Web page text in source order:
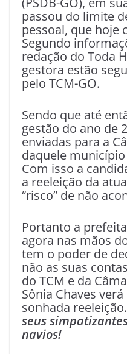
passou do limite
pessoal, que hoje
Segundo
redação do Toda
gestora estão
pelo TCM-GO.
Sendo que até
gestão do ano de
enviadas para a
daquele
Com isso a
a reeleição da
“risco” de não
Portanto a
agora nas mãos
tem o poder de
não as suas
do TCM e da
Sônia Chaves
sonhada reeleição.
seus
navios!